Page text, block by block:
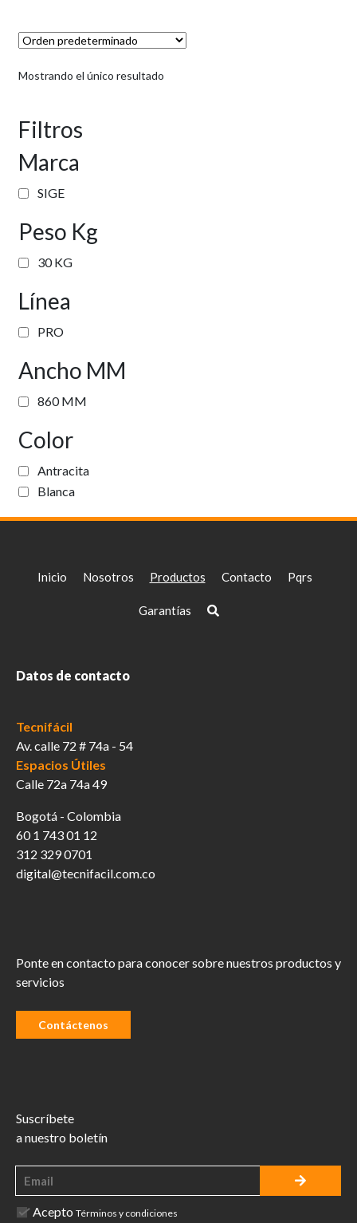
Mostrando el único resultado
Filtros
Marca
SIGE
Peso Kg
30 KG
Línea
PRO
Ancho MM
860 MM
Color
Antracita
Blanca
Inicio Nosotros Productos Contacto Pqrs
Garantías
Datos de contacto
Tecnifácil
Av. calle 72 # 74a - 54
Espacios Útiles
Calle 72a 74a 49
Bogotá - Colombia
60 1 743 01 12
312 329 0701
digital@tecnifacil.com.co
Ponte en contacto para conocer sobre nuestros productos y
servicios
Contáctenos
Suscríbete
a nuestro boletín
Acepto Términos y condiciones